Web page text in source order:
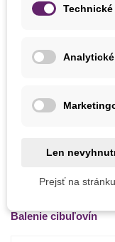
Stanovište
Výrobca
Pestovanie
Vegetačné Obdobie
Balenie cibuľovín
Len
Prejsť na